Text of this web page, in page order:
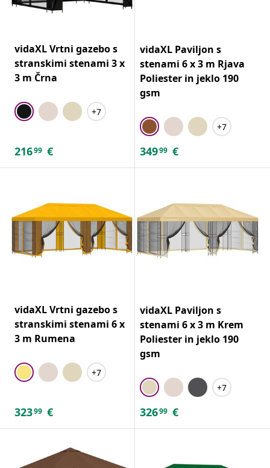
vidaXL Vrtni gazebo s
stranskimi stenami 3 x
3 m Črna
+7
21699 €
vidaXL Paviljon s
stenami 6 x 3 m Rjava
Poliester in jeklo 190
gsm
+7
34999 €
vidaXL Vrtni gazebo s
stranskimi stenami 6 x
3 m Rumena
+7
32399 €
vidaXL Paviljon s
stenami 6 x 3 m Krem
Poliester in jeklo 190
gsm
+7
32699 €